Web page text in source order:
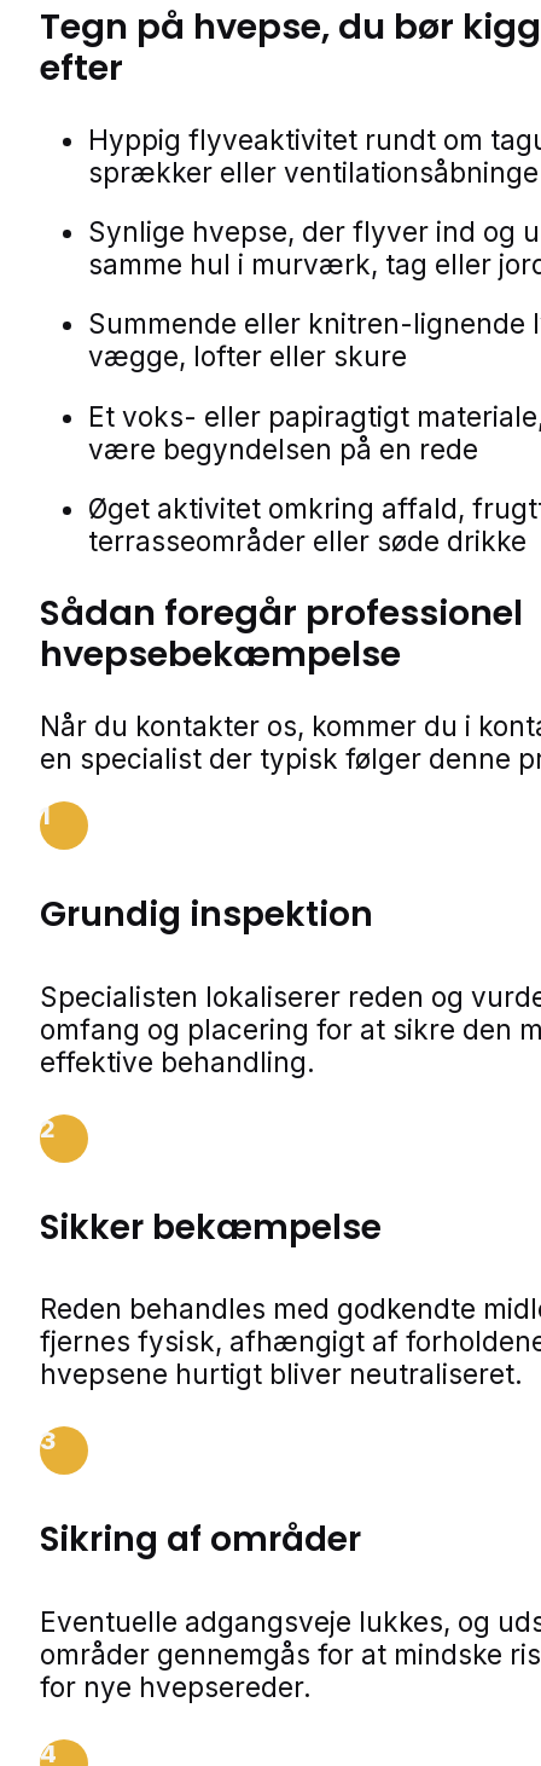
Tegn på hvepse, du bør
efter
Hyppig flyveaktivitet rundt om
sprækker eller
Synlige hvepse, der flyver ind og
samme hul i murværk, tag eller
Summende eller knitren-lignende
vægge, lofter eller skure
Et voks- eller papiragtigt
være begyndelsen på en rede
Øget aktivitet omkring affald,
terrasseområder eller søde drikke
Sådan foregår professionel
hvepsebekæmpelse
Når du kontakter os, kommer du i
en specialist der typisk følger denne
1
Grundig inspektion
Specialisten lokaliserer reden og
omfang og placering for at sikre den
effektive behandling.
2
Sikker bekæmpelse
Reden behandles med godkendte
fjernes fysisk, afhængigt af
hvepsene hurtigt bliver neutraliseret.
3
Sikring af områder
Eventuelle adgangsveje lukkes, og
områder gennemgås for at mindske
for nye hvepsereder.
4